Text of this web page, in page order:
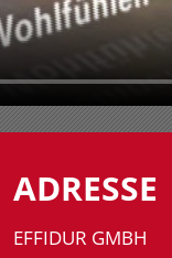
ADRESSE
EFFIDUR GMBH